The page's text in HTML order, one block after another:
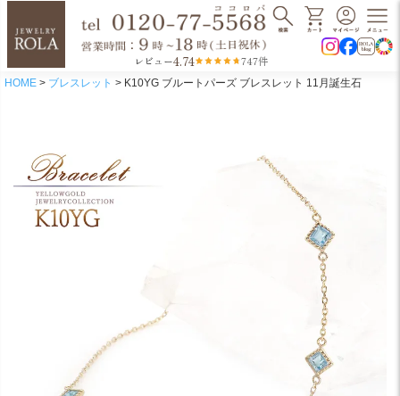
レビュー4.74 747件
HOME ブレスレット K10YG ブルートパーズ ブレスレット 11月誕生石